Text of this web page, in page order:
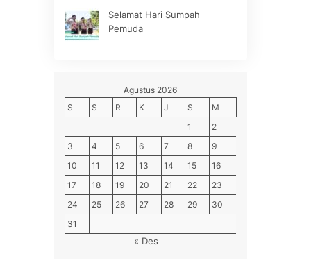
Selamat Hari Sumpah
Pemuda
Agustus 2026
S
S R K J S
M
1
2
3
4 5 6 7 8
9
10
11 12 13 14 15
16
17
18 19 20 21 22
23
24
25 26 27 28 29
30
31
« Des